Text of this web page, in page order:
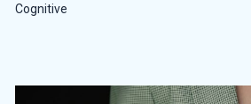
Cognitive